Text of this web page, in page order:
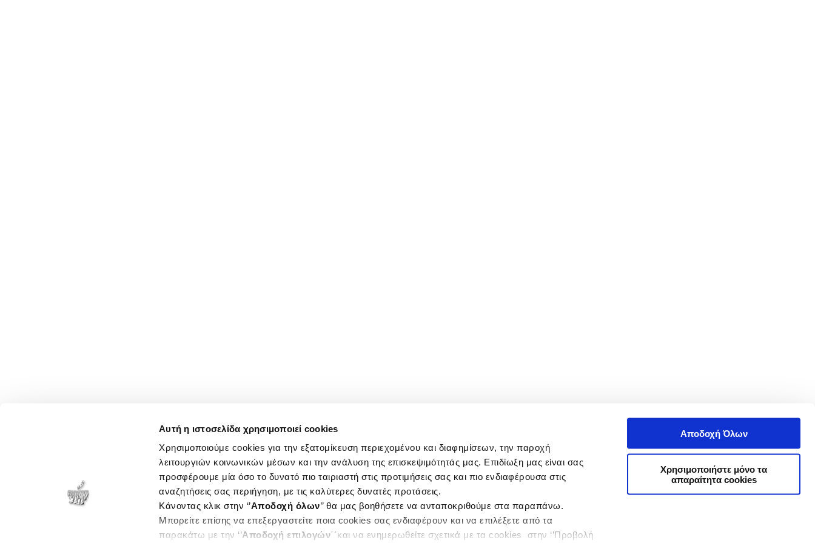
Αυτή η ιστοσελίδα χρησιμοποιεί cookies
Χρησιμοποιούμε cookies για την εξατομίκευση περιεχομένου και διαφημίσεων, την παροχή
λειτουργιών κοινωνικών μέσων και την ανάλυση της επισκεψιμότητάς μας. Επιδίωξη μας είναι σας
προσφέρουμε μία όσο το δυνατό πιο ταιριαστή στις προτιμήσεις σας και πιο ενδιαφέρουσα στις
αναζητήσεις σας περιήγηση, με τις καλύτερες δυνατές προτάσεις.
Κάνοντας κλικ στην ‘’Αποδοχή όλων’’ θα μας βοηθήσετε να ανταποκριθούμε στα παραπάνω.
Μπορείτε επίσης να επεξεργαστείτε ποια cookies σας ενδιαφέρουν και να επιλέξετε από τα
παρακάτω με την ‘’Αποδοχή επιλογών΄΄και να ενημερωθείτε σχετικά με τα cookies στην ‘’Προβολή
Αποδοχή Όλων
Χρησιμοποιήστε μόνο τα
απαραίτητα cookies